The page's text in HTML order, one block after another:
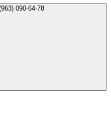
+7 (963) 090-64-78